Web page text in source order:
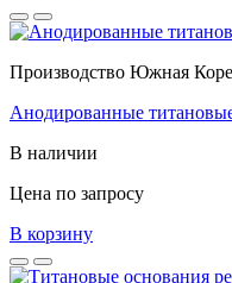
Производство Южная
Анодированные
В наличии
Цена по запросу
В корзину